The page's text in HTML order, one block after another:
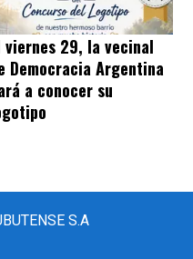
viernes 29, la vecinal
Democracia Argentina
a conocer su
S.A